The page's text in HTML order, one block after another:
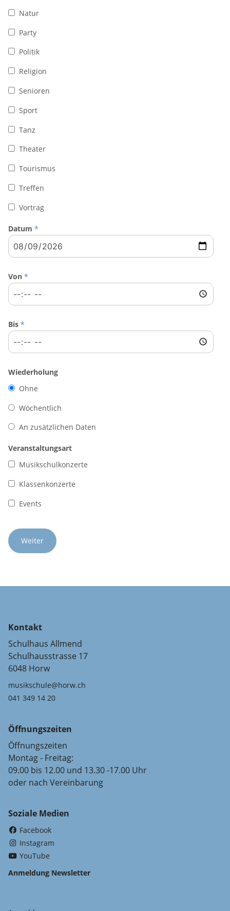
Natur
Party
Politik
Religion
Senioren
Sport
Tanz
Theater
Tourismus
Treffen
Vortrag
Datum *
Von *
Bis *
Wiederholung
Ohne
Wöchentlich
An zusätzlichen Daten
Veranstaltungsart
Musikschulkonzerte
Klassenkonzerte
Events
Kontakt
Schulhaus Allmend
Schulhausstrasse 17
6048 Horw
musikschule@horw.ch
041 349 14 20
Öffnungszeiten
Öffnungszeiten
Montag - Freitag:
09.00 bis 12.00 und 13.30 -17.00 Uhr
oder nach Vereinbarung
Soziale Medien
Facebook
Instagram
YouTube
Anmeldung Newsletter